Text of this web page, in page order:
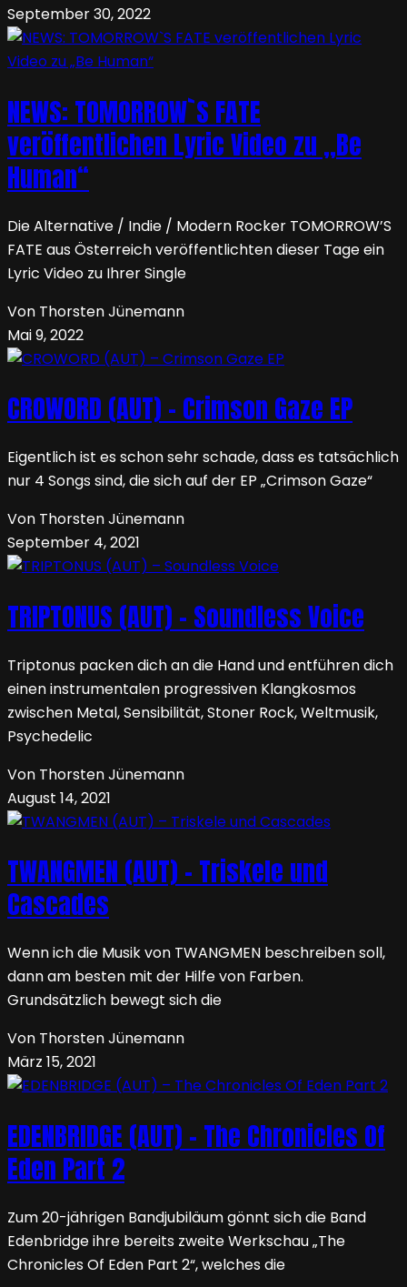
September 30, 2022
NEWS: TOMORROW`S FATE
veröffentlichen Lyric Video zu „Be
Human“
Die Alternative / Indie / Modern Rocker TOMORROW’S
FATE aus Österreich veröffentlichten dieser Tage ein
Lyric Video zu Ihrer Single
Von Thorsten Jünemann
Mai 9, 2022
CROWORD (AUT) – Crimson Gaze EP
Eigentlich ist es schon sehr schade, dass es tatsächlich
nur 4 Songs sind, die sich auf der EP „Crimson Gaze“
Von Thorsten Jünemann
September 4, 2021
TRIPTONUS (AUT) – Soundless Voice
Triptonus packen dich an die Hand und entführen dich
einen instrumentalen progressiven Klangkosmos
zwischen Metal, Sensibilität, Stoner Rock, Weltmusik,
Psychedelic
Von Thorsten Jünemann
August 14, 2021
TWANGMEN (AUT) – Triskele und
Cascades
Wenn ich die Musik von TWANGMEN beschreiben soll,
dann am besten mit der Hilfe von Farben.
Grundsätzlich bewegt sich die
Von Thorsten Jünemann
März 15, 2021
EDENBRIDGE (AUT) – The Chronicles Of
Eden Part 2
Zum 20-jährigen Bandjubiläum gönnt sich die Band
Edenbridge ihre bereits zweite Werkschau „The
Chronicles Of Eden Part 2“, welches die